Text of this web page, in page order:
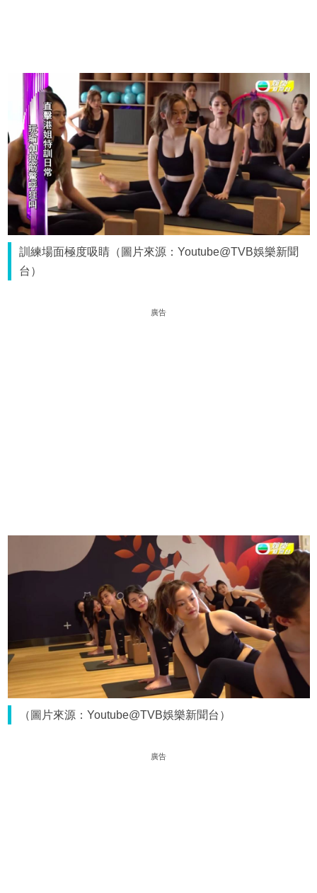
訓練場面極度吸睛（圖片來源：Youtube@TVB娛樂新聞
台）
廣告
（圖片來源：Youtube@TVB娛樂新聞台）
廣告